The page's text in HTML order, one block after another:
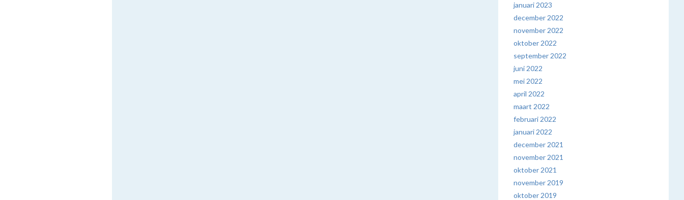
januari 2023
december 2022
november 2022
oktober 2022
september 2022
juni 2022
mei 2022
april 2022
maart 2022
februari 2022
januari 2022
december 2021
november 2021
oktober 2021
november 2019
oktober 2019